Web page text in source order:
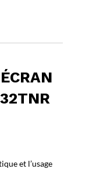
et l’usage